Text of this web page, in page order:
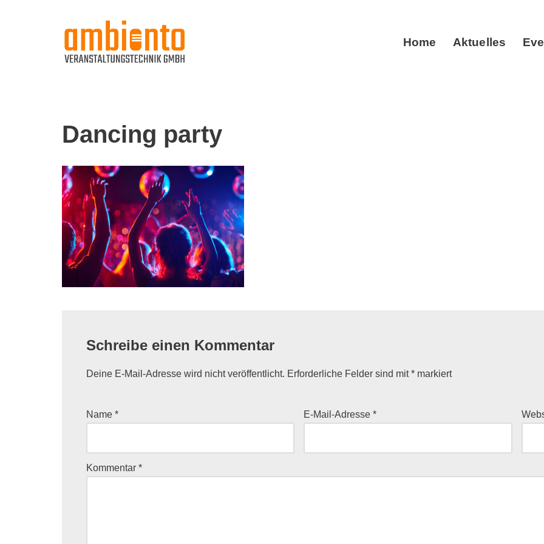
Home Aktuelles
Dancing party
Schreibe einen Kommentar
Deine E-Mail-Adresse wird nicht veröffentlicht. Erforderliche Felder sind mit* markiert
Name * E-Mail-Adresse*
Kommentar *